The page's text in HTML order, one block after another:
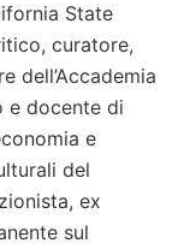
State
curatore,
dell’Accademia
e docente di
e
del
ex
sul